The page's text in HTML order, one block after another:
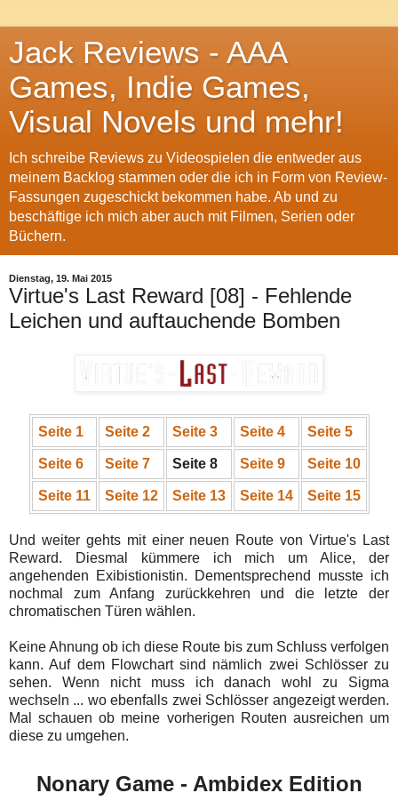
Jack Reviews - AAA
Games, Indie Games,
Visual Novels und mehr!
Ich schreibe Reviews zu Videospielen die entweder aus
meinem Backlog stammen oder die ich in Form von Review-
Fassungen zugeschickt bekommen habe. Ab und zu
beschäftige ich mich aber auch mit Filmen, Serien oder
Büchern.
Dienstag, 19. Mai 2015
Virtue's Last Reward [08] - Fehlende
Leichen und auftauchende Bomben
Seite 1 Seite 2 Seite 3 Seite 4 Seite 5
Seite 6 Seite 7 Seite 8 Seite 9 Seite 10
Seite 11 Seite 12 Seite 13 Seite 14 Seite 15
Und weiter gehts mit einer neuen Route von Virtue's Last
Reward. Diesmal kümmere ich mich um Alice, der
angehenden Exibistionistin. Dementsprechend musste ich
nochmal zum Anfang zurückkehren und die letzte der
chromatischen Türen wählen.
Keine Ahnung ob ich diese Route bis zum Schluss verfolgen
kann. Auf dem Flowchart sind nämlich zwei Schlösser zu
sehen. Wenn nicht muss ich danach wohl zu Sigma
wechseln ... wo ebenfalls zwei Schlösser angezeigt werden.
Mal schauen ob meine vorherigen Routen ausreichen um
diese zu umgehen.
Nonary Game - Ambidex Edition